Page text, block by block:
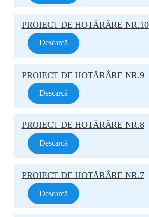
PROIECT DE HOTĂRÂRE NR.10
Descarcă
PROIECT DE HOTĂRÂRE NR.9
Descarcă
PROIECT DE HOTĂRÂRE NR.8
Descarcă
PROIECT DE HOTĂRÂRE NR.7
Descarcă